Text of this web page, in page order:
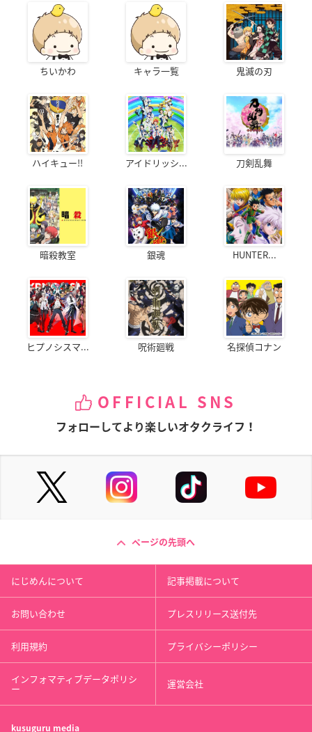
ちいかわ キャラ一覧 鬼滅の刃
ハイキュー!! アイドリッシ... 刀剣乱舞
暗殺教室 銀魂 HUNTER...
ヒプノシスマ... 呪術廻戦 名探偵コナン
OFFICIAL SNS
フォローしてより楽しいオタクライフ！
ページの先頭へ
にじめんについて 記事掲載について
お問い合わせ プレスリリース送付先
利用規約 プライバシーポリシー
インフォマティブデータポリシ
ー 運営会社
kusuguru media